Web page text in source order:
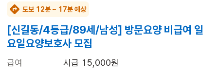
도보 12분 ~ 17분 예상
[신길동/4등급/89세/남성] 방문요양 비급여 일
요일요양보호사 모집
급여
시급 15,000원